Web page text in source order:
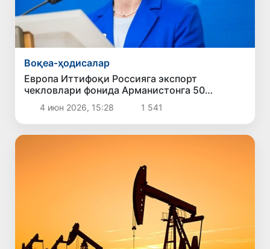
Воқеа-ҳодисалар
Европа Иттифоқи Россияга экспорт
чекловлари фонида Арманистонга 50
миллион евродан ортиқ ёрдам кўрсатади
4 июн 2026, 15:28 1 541